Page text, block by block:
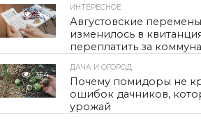
366
ИНТЕРЕСНОЕ
Августовские
изменилось в
переплатить за
354
ДАЧА И ОГОРОД
Почему помидоры не
ошибок дачников,
урожай